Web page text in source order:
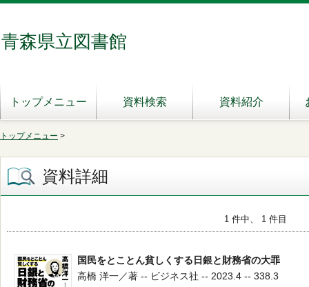
青森県立図書館
トップメニュー 資料検索 資料紹介
トップメニュー >
資料詳細
1 件中、 1 件目
国民をとことん貧しくする日銀と財務省の大罪
高橋 洋一／著 -- ビジネス社 -- 2023.4 -- 338.3